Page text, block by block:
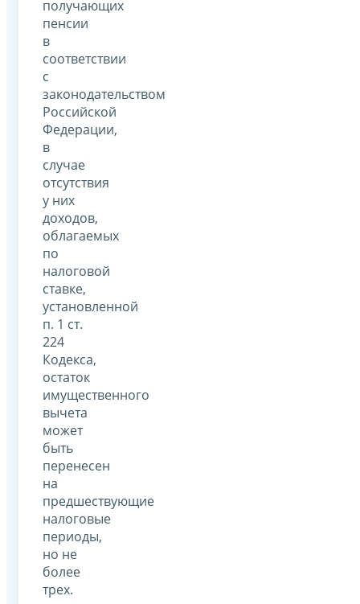
получающих
пенсии
в
соответствии
с
законодательством
Российской
Федерации,
в
случае
отсутствия
у них
доходов,
облагаемых
по
налоговой
ставке,
установленной
п. 1 ст.
224
Кодекса,
остаток
имущественного
вычета
может
быть
перенесен
на
предшествующие
налоговые
периоды,
но не
более
трех.